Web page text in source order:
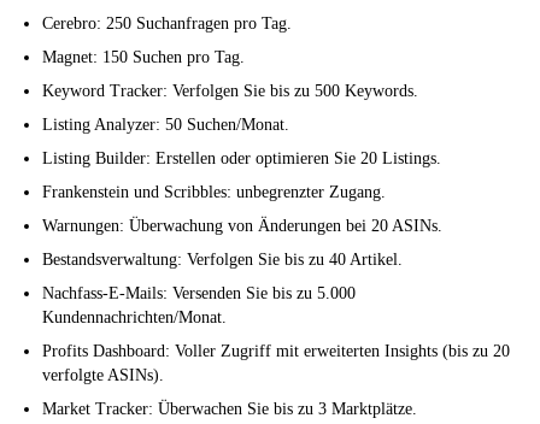
Cerebro: 250 Suchanfragen pro Tag.
Magnet: 150 Suchen pro Tag.
Keyword Tracker: Verfolgen Sie bis zu 500 Keywords.
Listing Analyzer: 50 Suchen/Monat.
Listing Builder: Erstellen oder optimieren Sie 20 Listings.
Frankenstein und Scribbles: unbegrenzter Zugang.
Warnungen: Überwachung von Änderungen bei 20 ASINs.
Bestandsverwaltung: Verfolgen Sie bis zu 40 Artikel.
Nachfass-E-Mails: Versenden Sie bis zu 5.000
Kundennachrichten/Monat.
Profits Dashboard: Voller Zugriff mit erweiterten Insights (bis zu 20
verfolgte ASINs).
Market Tracker: Überwachen Sie bis zu 3 Marktplätze.